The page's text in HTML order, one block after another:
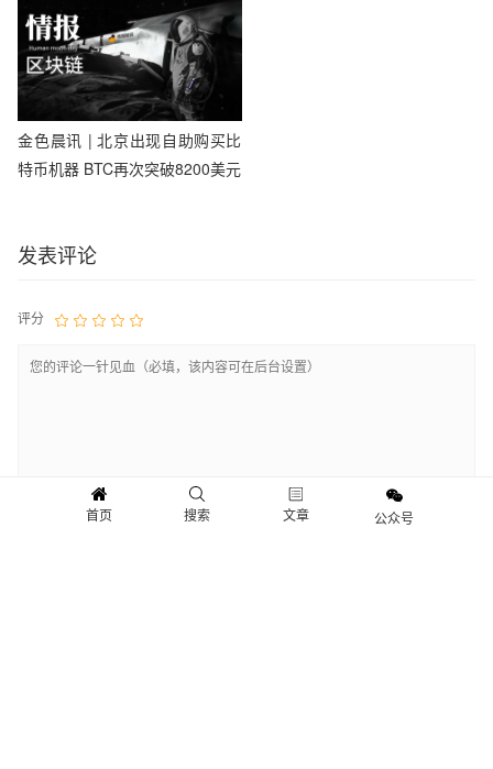
金色晨讯 | 北京出现自助购买比
特币机器 BTC再次突破8200美元
发表评论
评分
首页 搜索 文章 公众号